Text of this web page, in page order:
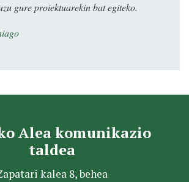
gure proiektuarekin bat egiteko.
Alea komunikazio
taldea
kalea 8, behea